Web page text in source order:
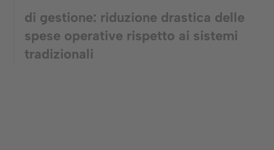
di gestione: riduzione drastica delle
spese operative rispetto ai sistemi
tradizionali